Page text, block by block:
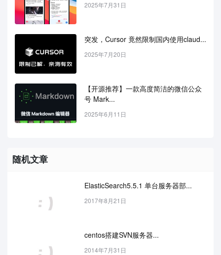
2025年7月31日
突发，Cursor 竟然限制国内使用claud...
2025年7月20日
【开源推荐】一款高度简洁的微信公众
号 Mark...
2025年6月11日
随机文章
ElasticSearch5.5.1 单台服务器部...
2017年8月21日
centos搭建SVN服务器...
2014年7月31日